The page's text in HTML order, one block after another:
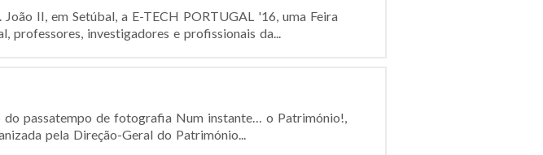
II, em Setúbal, a E-TECH PORTUGAL '16, uma Feira
professores, investigadores e profissionais da...
do passatempo de fotografia Num instante… o Património!,
pela Direção-Geral do Património...